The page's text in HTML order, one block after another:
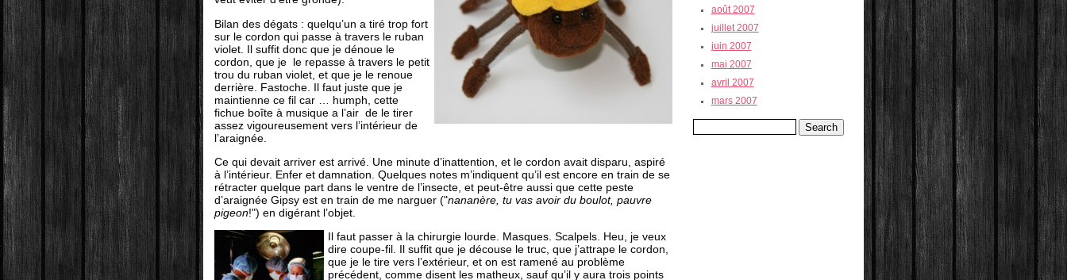
Bilan des dégats : quelqu’un a tiré trop fort
sur le cordon qui passe à travers le ruban
violet. Il suffit donc que je dénoue le
cordon, que je le repasse à travers le petit
trou du ruban violet, et que je le renoue
derrière. Fastoche. Il faut juste que je
maintienne ce fil car … humph, cette
fichue boîte à musique a l’air de le tirer
assez vigoureusement vers l’intérieur de
l’araignée.
Ce qui devait arriver est arrivé. Une minute d’inattention, et le cordon avait disparu, aspiré
à l’intérieur. Enfer et damnation. Quelques notes m’indiquent qu’il est encore en train de se
rétracter quelque part dans le ventre de l’insecte, et peut-être aussi que cette peste
d’araignée Gipsy est en train de me narguer ("nananère, tu vas avoir du boulot, pauvre
pigeon!") en digérant l’objet.
Il faut passer à la chirurgie lourde. Masques. Scalpels. Heu, je veux
dire coupe-fil. Il suffit que je découse le truc, que j’attrape le cordon,
que je le tire vers l’extérieur, et on est ramené au problème
précédent, comme disent les matheux, sauf qu’il y aura trois points
août 2007
juillet 2007
juin 2007
mai 2007
avril 2007
mars 2007